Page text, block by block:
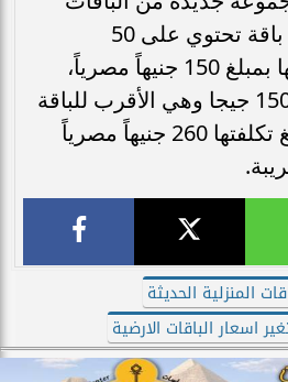
المنزلية ومن أبرزها باقة تحتوي على 50
جيجابايت ويتم شحنها بمبلغ 150 جنيهاً مصرياً،
ذلك إلى جانب باقة 150 جيجا وهي الأقرب للباقة
القديمة الملغاة وتبلغ تكلفتها 260 جنيهاً مصرياً
المنزلية الحديثة
اسعار الباقات الارضية